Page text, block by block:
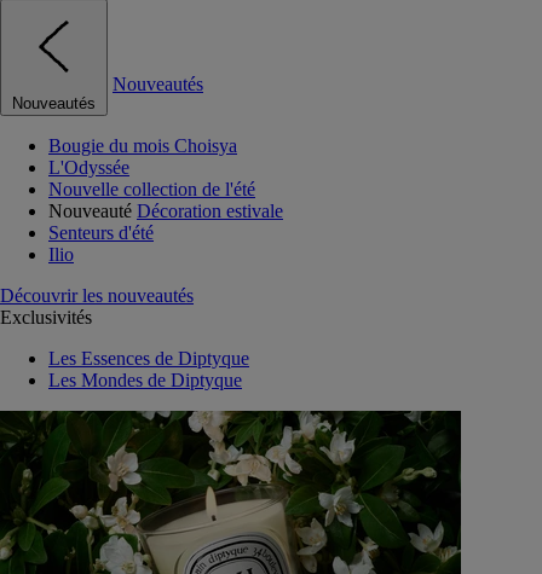
Nouveautés
Nouveautés
Bougie du mois Choisya
L'Odyssée
Nouvelle collection de l'été
Nouveauté Décoration estivale
Senteurs d'été
Ilio
Découvrir les nouveautés
Exclusivités
Les Essences de Diptyque
Les Mondes de Diptyque